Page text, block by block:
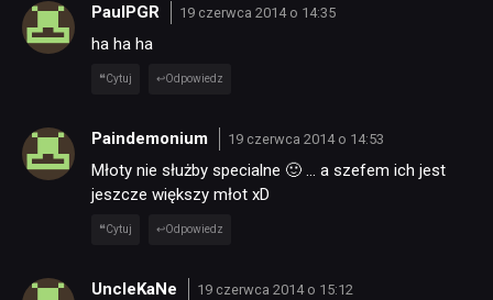
PaulPGR 19 czerwca 2014 o 14:35
ha ha ha
Cytuj Odpowiedz
Paindemonium 19 czerwca 2014 o 14:53
Młoty nie służby specialne 🙂 … a szefem ich jest
jeszcze większy młot xD
Cytuj Odpowiedz
UncleKaNe 19 czerwca 2014 o 15:12